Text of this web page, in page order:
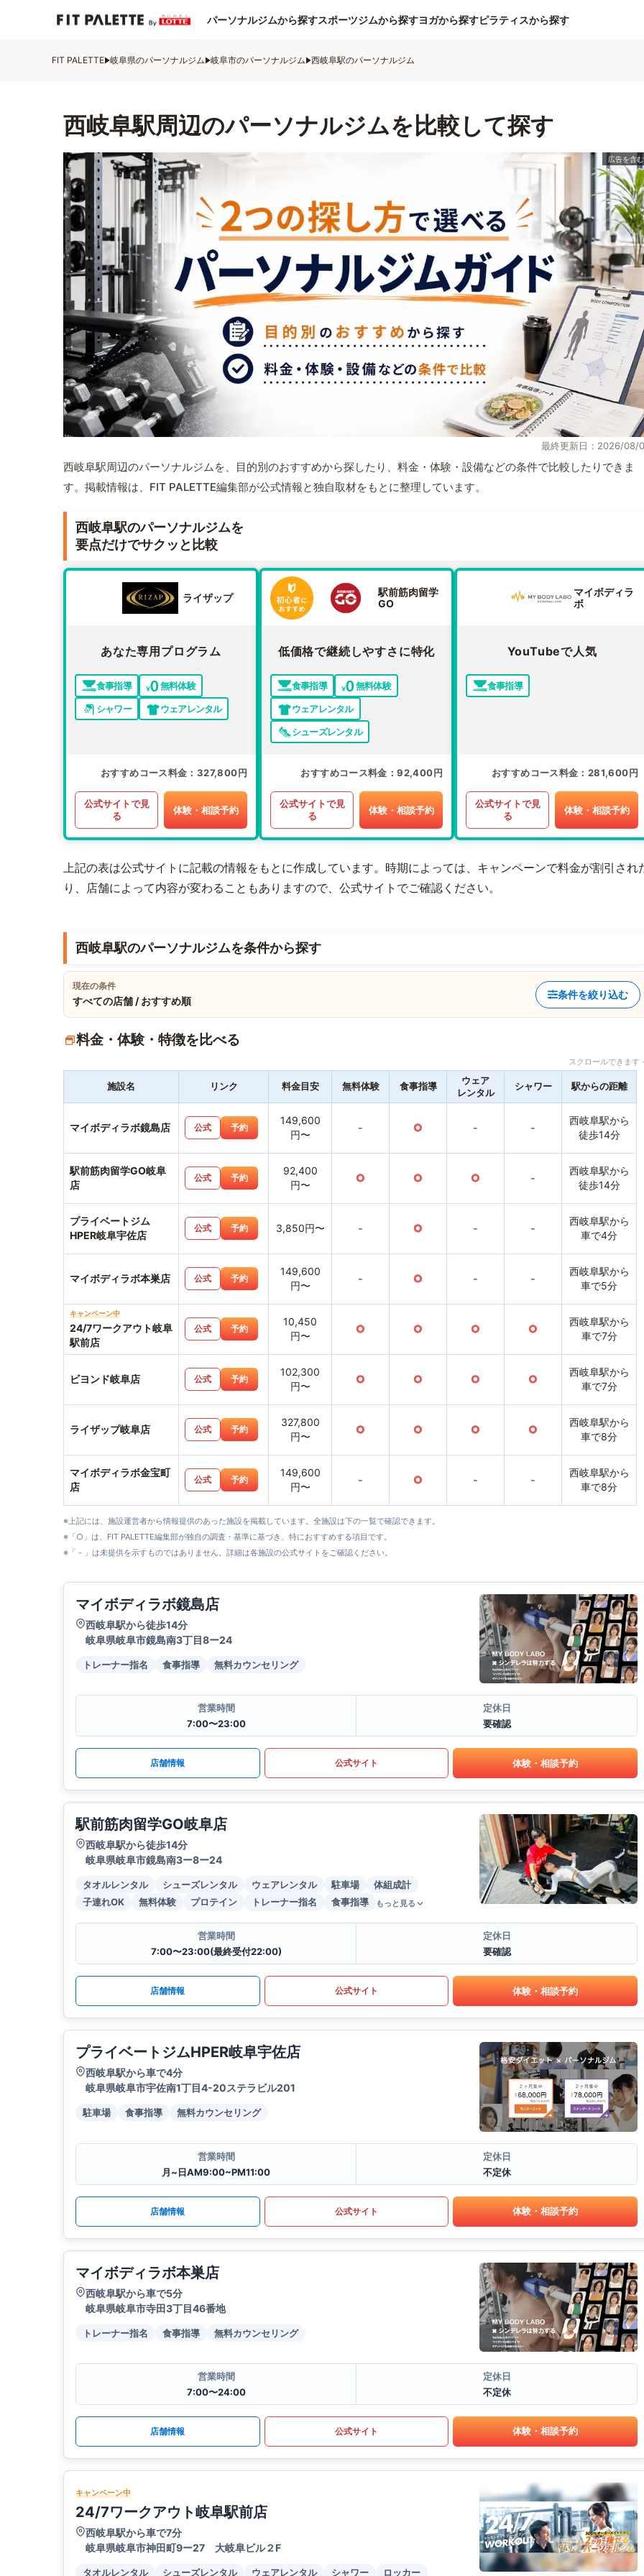
パーソナルジムから探すスポーツジムから探すヨガから探すピラティスから探す
FIT PALETTE 岐阜県のパーソナルジム 岐阜市のパーソナルジム 西岐阜駅のパーソナルジム
西岐阜駅周辺のパーソナルジムを比較して探す
最終更新日：2026/08/
西岐阜駅周辺のパーソナルジムを、目的別のおすすめから探したり、料金・体験・設備などの条件で比較したりできま
す。掲載情報は、FIT PALETTE編集部が公式情報と独自取材をもとに整理しています。
西岐阜駅のパーソナルジムを
要点だけでサクッと比較
ライザップ
あなた専用プログラム
食事指導
無料体験
シャワー
ウェアレンタル
おすすめコース料金 327,800円
公式サイトで見
る
体験・相談予約
駅前筋肉留学
GO
低価格で継続しやすさに特化
食事指導
無料体験
ウェアレンタル
シューズレンタル
おすすめコース料金 92,400円
公式サイトで見
る
体験・相談予約
マイボディラ
ボ
YouTubeで人気
食事指導
おすすめコース料金 281,600円
公式サイトで見
る
体験・相談予約
上記の表は公式サイトに記載の情報をもとに作成しています。時期によっては、キャンペーンで料金が割引され
り、店舗によって内容が変わることもありますので、公式サイトでご確認ください。
西岐阜駅のパーソナルジムを条件から探す
現在の条件
すべての店舗 / おすすめ順
条件を絞り込む
料金・体験・特徴を比べる
スクロールできま
施設名 リンク 料金目安 無料体験 食事指導
ウェア
レンタル
シャワー 駅からの距離
マイボディラボ鏡島店 公式 予約
149,600
円〜
- ○ - -
西岐阜駅から
徒歩14分
駅前筋肉留学GO岐阜
店
公式 予約
92,400
円〜
○ ○ ○ -
西岐阜駅から
徒歩14分
プライベートジム
HPER岐阜宇佐店
公式 予約 3,850円〜 - ○ - -
西岐阜駅から
車で4分
マイボディラボ本巣店 公式 予約
149,600
円〜
- ○ - -
西岐阜駅から
車で5分
キャンペーン中
24/7ワークアウト岐阜
駅前店
公式 予約
10,450
円〜
○ ○ ○ ○
西岐阜駅から
車で7分
ビヨンド岐阜店 公式 予約
102,300
円〜
○ ○ ○ ○
西岐阜駅から
車で7分
ライザップ岐阜店 公式 予約
327,800
円〜
○ ○ ○ ○
西岐阜駅から
車で8分
マイボディラボ金宝町
店
公式 予約
149,600
円〜
- ○ - -
西岐阜駅から
車で8分
※上記には、施設運営者から情報提供のあった施設を掲載しています。全施設は下の一覧で確認できます。
※「○」は、FIT PALETTE編集部が独自の調査・基準に基づき、特におすすめする項目です。
※「－」は未提供を示すものではありません。詳細は各施設の公式サイトをご確認ください。
マイボディラボ鏡島店
西岐阜駅から徒歩14分
岐阜県岐阜市鏡島南3丁目8ー24
トレーナー指名 食事指導 無料カウンセリング
営業時間
7:00〜23:00
定休日
要確認
店舗情報 公式サイト 体験・相談予約
駅前筋肉留学GO岐阜店
西岐阜駅から徒歩14分
岐阜県岐阜市鏡島南3ー8ー24
タオルレンタル シューズレンタル ウェアレンタル 駐車場
体組成計
子連れOK
無料体験 プロテイン トレーナー指名 食事指導 もっと見る
営業時間
7:00〜23:00(最終受付22:00)
定休日
要確認
店舗情報 公式サイト 体験・相談予約
プライベートジムHPER岐阜宇佐店
西岐阜駅から車で4分
岐阜県岐阜市宇佐南1丁目4-20ステラビル201
駐車場 食事指導 無料カウンセリング
営業時間
月~日AM9:00~PM11:00
定休日
不定休
店舗情報 公式サイト 体験・相談予約
マイボディラボ本巣店
西岐阜駅から車で5分
岐阜県岐阜市寺田3丁目46番地
トレーナー指名 食事指導 無料カウンセリング
営業時間
7:00〜24:00
定休日
不定休
店舗情報 公式サイト 体験・相談予約
キャンペーン中
24/7ワークアウト岐阜駅前店
西岐阜駅から車で7分
岐阜県岐阜市神田町9ー27 大岐阜ビル２F
タオルレンタル シューズレンタル ウェアレンタル シャワー ロッカー